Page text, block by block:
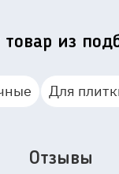
товар из
Для
Отзывы